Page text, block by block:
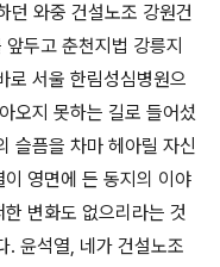
던 와중 건설노조 강원건
두고 춘천지법 강릉지
로 서울 한림성심병원으
오지 못하는 길로 들어섰
슬픔을 차마 헤아릴 자신
이 영면에 든 동지의 이야
변화도 없으리라는 것
. 윤석열, 네가 건설노조